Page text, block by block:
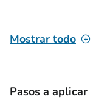
Mostrar todo
Pasos a aplicar